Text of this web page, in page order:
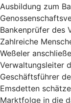
Ausbildung zum
Bankenprüfer des
Zahlreiche
Weßeler
Verwaltungsleiter
Geschäftsführer
Emsdetten
Marktfolge in die